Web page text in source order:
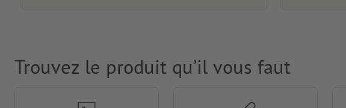
Trouvez le produit qu’il vous faut